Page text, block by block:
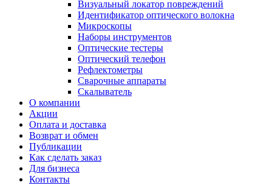
Визуальный локатор повреждений
Идентификатор оптического волокна
Микроскопы
Наборы инструментов
Оптические тестеры
Оптический телефон
Рефлектометры
Сварочные аппараты
Скалыватель
О компании
Акции
Оплата и доставка
Возврат и обмен
Публикации
Как сделать заказ
Для бизнеса
Контакты